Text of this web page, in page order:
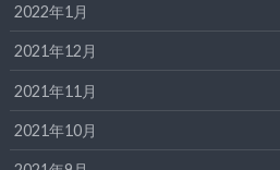
2022年1月
2021年12月
2021年11月
2021年10月